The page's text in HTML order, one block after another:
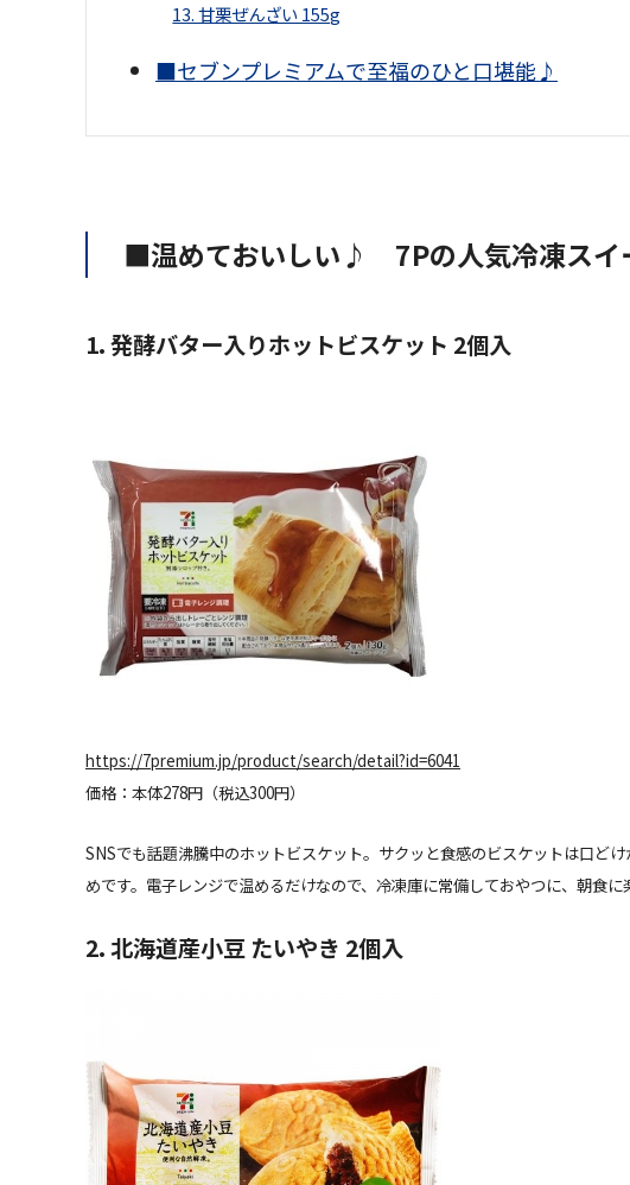
13. 甘栗ぜんざい 155g
■セブンプレミアムで至福のひと口堪能♪
■温めておいしい♪ 7Pの人気冷凍スイ
1. 発酵バター入りホットビスケット 2個入
https://7premium.jp/product/search/detail?id=6041
価格：本体278円（税込300円）
SNSでも話題沸騰中のホットビスケット。サクッと食感のビスケットは口ど
めです。電子レンジで温めるだけなので、冷凍庫に常備しておやつに、朝食に
2. 北海道産小豆 たいやき 2個入